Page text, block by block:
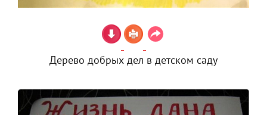
Дерево добрых дел в детском саду